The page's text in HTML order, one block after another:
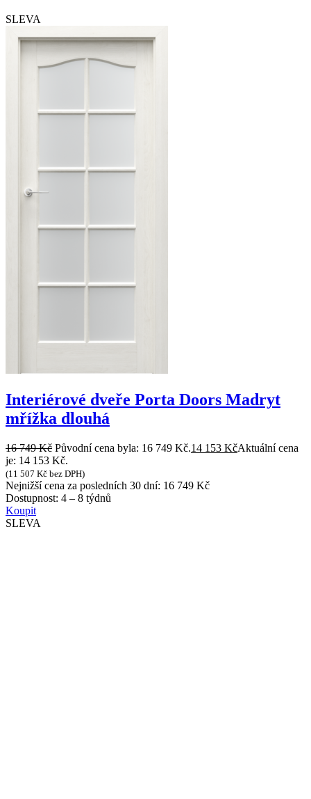
SLEVA
Interiérové dveře Porta Doors Madryt
mřížka dlouhá
16 749Kč Původní cena byla: 16 749 Kč.14 153 KčAktuální cena
je: 14 153 Kč.
(11 507 Kč bez DPH)
Nejnižší cena za posledních 30 dní: 16 749 Kč
Dostupnost: 4 – 8 týdnů
Koupit
SLEVA